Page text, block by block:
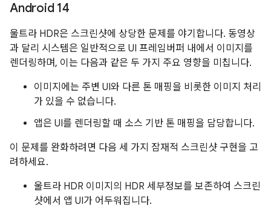
Android 14
울트라 HDR은 스크린샷에 상당한 문제를 야기합니다. 동영상
과 달리 시스템은 일반적으로 UI 프레임버퍼 내에서 이미지를
렌더링하며, 이는 다음과 같은 두 가지 주요 영향을 미칩니다.
이미지에는 주변 UI와 다른 톤 매핑을 비롯한 이미지 처리
가 있을 수 없습니다.
앱은 UI를 렌더링할 때 소스 기반 톤 매핑을 담당합니다.
이 문제를 완화하려면 다음 세 가지 잠재적 스크린샷 구현을 고
려하세요.
울트라 HDR 이미지의 HDR 세부정보를 보존하여 스크린
샷에서 앱 UI가 어두워집니다.